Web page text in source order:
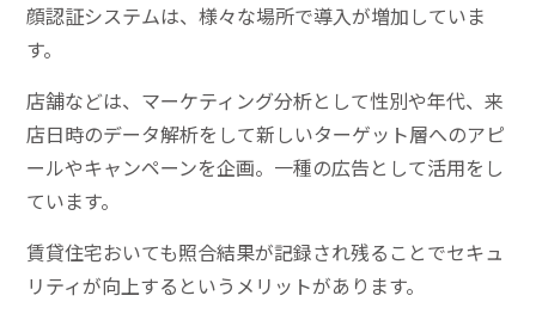
顔認証システムは、様々な場所で導入が増加していま
す。
店舗などは、マーケティング分析として性別や年代、来
店日時のデータ解析をして新しいターゲット層へのアピ
ールやキャンペーンを企画。一種の広告として活用をし
ています。
賃貸住宅おいても照合結果が記録され残ることでセキュ
リティが向上するというメリットがあります。